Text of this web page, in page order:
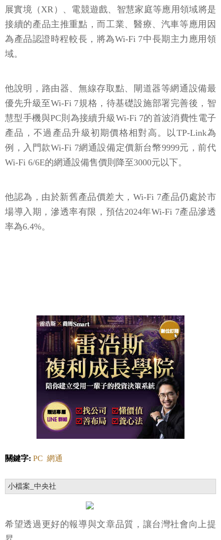
展實境（XR）、電競遊戲、智慧家庭等應用領域將是
接續的產品主推重點，而工業、醫療、汽車等應用因
為產品認證時程較長，將為Wi-Fi 7中長期主力應用領
域。
他說明，路由器、無線存取點、閘道器等網通設備最
優先升級至Wi-Fi 7規格，待基礎設施部署完善後，智
慧型手機與PC則為接續升級Wi-Fi 7的首波消費性電子
產品，不過產品升級初期價格相對高。以TP-Link為
例，入門款Wi-Fi 7網通設備定價新台幣9999元，前代
Wi-Fi 6/6E的網通設備售價則降至3000元以下。
他認為，由於新舊產品價差大，Wi-Fi 7產品仍處於市
場導入期，滲透率有限，預估2024年Wi-Fi 7產品滲透
率為6.4%。
關鍵字: PC 網通
小檔案_中央社
希望透過更好的報導與文章品質，讓台灣社會向上提